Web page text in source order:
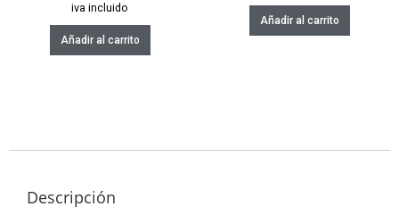
iva incluido
Añadir al carrito
Añadir al carrito
Descripción